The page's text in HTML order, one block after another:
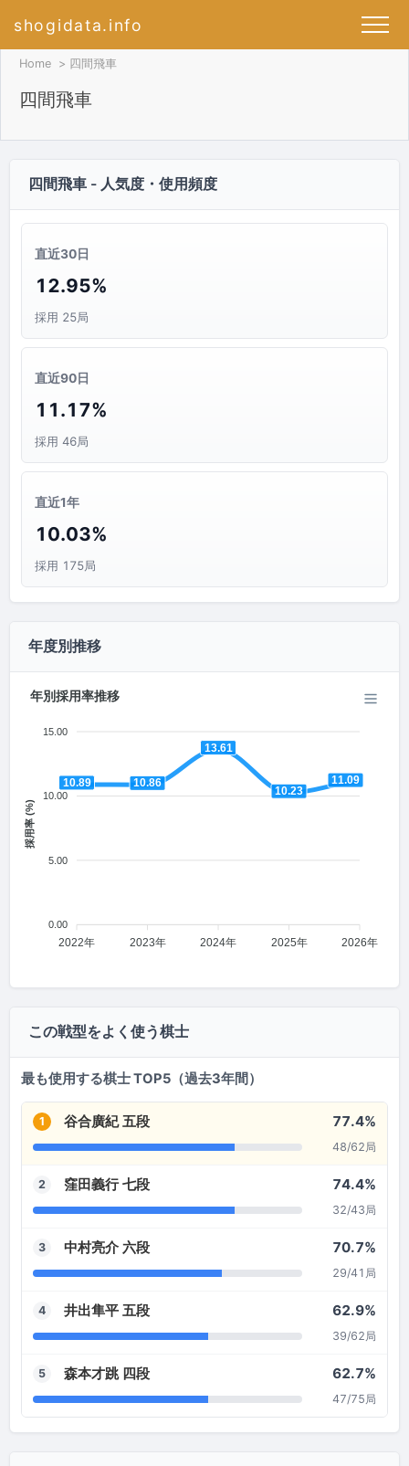
shogidata.info
Home 四間飛車
四間飛車
四間飛車 - 人気度・使用頻度
直近30日
12.95%
採用 25局
直近90日
11.17%
採用 46局
直近1年
10.03%
採用 175局
年度別推移
年別採用率推移
15.00
10.00
5.00
0.00
採用率 (%)
10.89 10.86
13.61
10.23
11.09
2022年 2023年 2024年 2025年 2026年
この戦型をよく使う棋士
最も使用する棋士 TOP5（過去3年間）
1 谷合廣紀 五段 77.4%
48/62局
2 窪田義行 七段 74.4%
32/43局
3 中村亮介 六段 70.7%
29/41局
4 井出隼平 五段 62.9%
39/62局
5 森本才跳 四段 62.7%
47/75局